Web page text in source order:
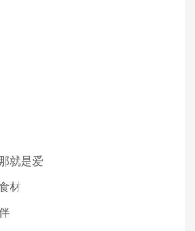
就是爱
材